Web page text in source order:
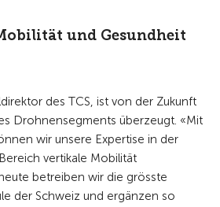
und Gesundheit
des TCS, ist von der Zukunft
Drohnensegments überzeugt. «Mit
wir unsere Expertise in der
vertikale Mobilität
betreiben wir die grösste
der Schweiz und ergänzen so